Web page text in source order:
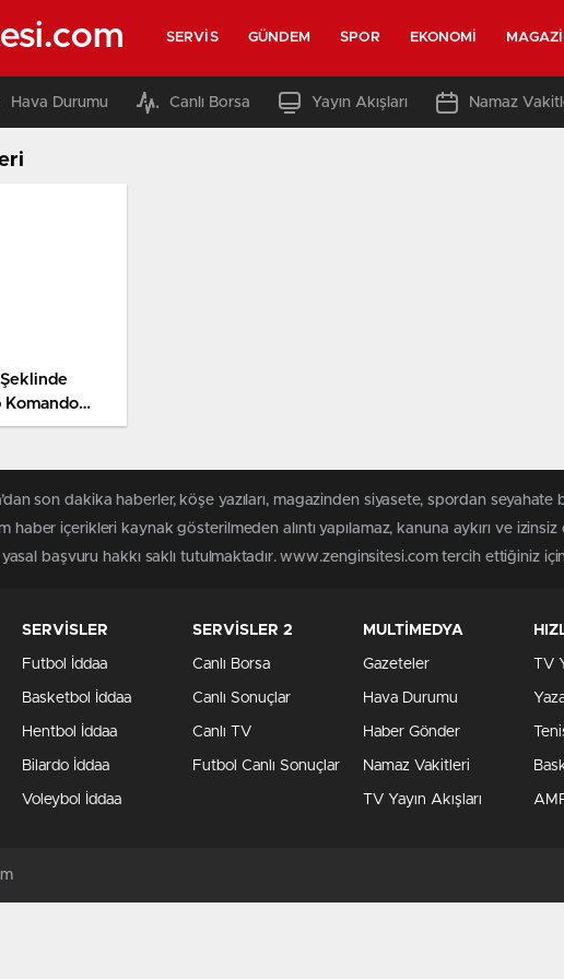
SERVIS GÜNDEM SPOR EKONOMI
Hava Durumu Canlı Borsa Yayın Akışları Namaz
Komando
İnletti
son dakika haberler, köşe yazıları, magazinden siyasete, spordan
haber içerikleri kaynak gösterilmeden alıntı yapılamaz, kanuna aykırı ve
başvuru hakkı saklı tutulmaktadır. www.zenginsitesi.com tercih ettiğiniz
SERVİSLER
Futbol İddaa
Basketbol İddaa
Hentbol İddaa
Bilardo İddaa
Voleybol İddaa
SERVİSLER 2
Canlı Borsa
Canlı Sonuçlar
Canlı TV
Futbol Canlı Sonuçlar
MULTİMEDYA
Gazeteler
Hava Durumu
Haber Gönder
Namaz Vakitleri
TV Yayın Akışları
TV